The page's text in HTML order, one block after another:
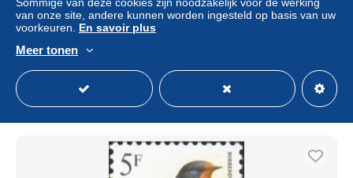
AVE433 - South Africa 1993 (MNH) (Mi 905IA) - Blue
Swallow (Hirundo atrocaerulea)
Particulier
van onze site, andere kunnen worden ingesteld op basis van uw
voorkeuren. En savoir plus
Meer tonen